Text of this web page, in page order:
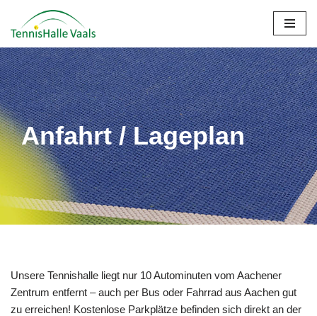
Zum
Inhalt
springen
Anfahrt / Lageplan
Unsere Tennishalle liegt nur 10 Autominuten vom Aachener
Zentrum entfernt – auch per Bus oder Fahrrad aus Aachen gut
zu erreichen! Kostenlose Parkplätze befinden sich direkt an der